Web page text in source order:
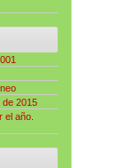
de 2015
el año.